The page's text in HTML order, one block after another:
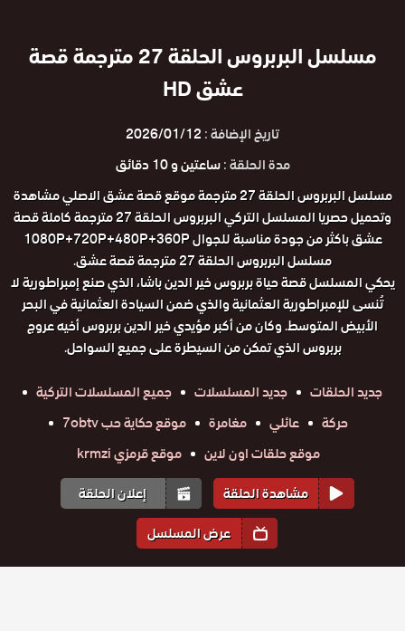
مسلسل البربروس الحلقة 27 مترجمة قصة
عشق HD
تاريخ الإضافة :2026/01/12
مدة الحلقة :ساعتين و 10 دقائق
مسلسل البربروس الحلقة 27 مترجمة موقع قصة عشق الاصلي مشاهدة
وتحميل حصريا المسلسل التركي البربروس الحلقة 27 مترجمة كاملة قصة
عشق باكثر من جودة مناسبة للجوال 1080P+720P+480P+360P
مسلسل البربروس الحلقة 27 مترجمة قصة عشق.
يحكي المسلسل قصة حياة بربروس خير الدين باشا، الذي صنع إمبراطورية لا
تُنسى للإمبراطورية العثمانية والذي ضمن السيادة العثمانية في البحر
الأبيض المتوسط. وكان من أكبر مؤيدي خير الدين بربروس أخيه عروج
بربروس الذي تمكن من السيطرة على جميع السواحل.
جديد الحلقات
جديد المسلسلات
جميع المسلسلات التركية
حركة
عائلي مغامرة
موقع حكاية حب 7obtv
موقع حلقات اون لاين
موقع قرمزي krmzi
مشاهدة الحلقة
إعلان الحلقة
عرض المسلسل